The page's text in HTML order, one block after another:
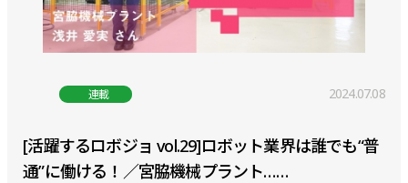
連載 2024.07.08
[活躍するロボジョ vol.29]ロボット業界は誰でも“普
通”に働ける！／宮脇機械プラント……